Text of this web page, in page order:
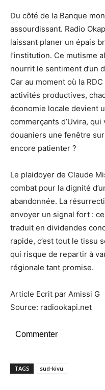
Du côté de la Banque
assourdissant. Radio
laissant planer un épais
l’institution. Ce mutisme
nourrit le sentiment d’un
Car au moment où la
activités productives,
économie locale devient
commerçants d’Uvira,
douaniers une fenêtre
encore patienter ?
Le plaidoyer de Claude
combat pour la dignité
abandonnée. La
envoyer un signal fort :
traduit en dividendes
rapide, c’est tout le tissu
qui risque de repartir à
régionale tant promise.
Article Ecrit par Amissi G
Source: radiookapi.net
Commenter
TAGS sud-kivu